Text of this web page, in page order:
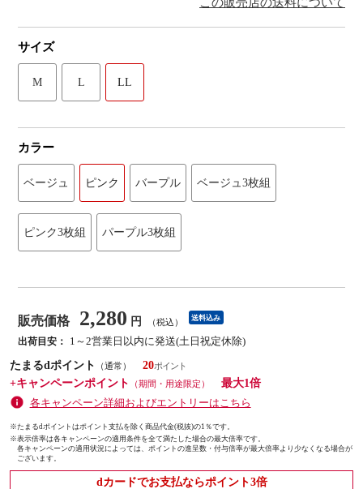
サイズ
M L LL
カラー
ベージュ ピンク バープル ベージュ3枚組
ピンク3枚組 パープル3枚組
販売価格 2,280 円 （税込） 送料込み
出荷目安：
1～2営業日以内に発送(土日祝定休除)
たまるdポイント
（通常）
20
+キャンペーンポイント
（期間・用途限定）
最大1倍
各キャンペーン詳細およびエントリーはこちら
※たまるdポイントはポイント支払を除く商品代金(税抜)の1％です。
※表示倍率は各キャンペーンの適用条件を全て満たした場合の最大倍率です。
各キャンペーンの適用状況によっては、ポイントの進呈数・付与倍率が最大倍率より少なくなる場合が
ございます。
dカードでお支払ならポイント3倍